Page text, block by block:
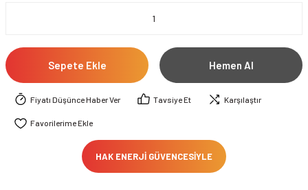
Sepete Ekle Hemen Al
Fiyatı Düşünce Haber Ver Tavsiye Et Karşılaştır
HAK ENERJİ GÜVENCESİYLE